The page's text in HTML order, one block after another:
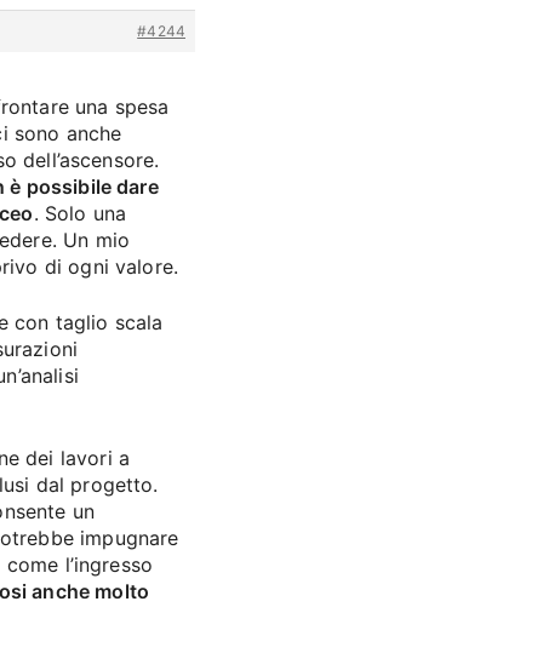
#4244
una spesa
sono anche
dell’ascensore.
è possibile dare
. Solo una
Un mio
di ogni valore.
con taglio scala
dei lavori a
dal progetto.
un
impugnare
l’ingresso
anche molto